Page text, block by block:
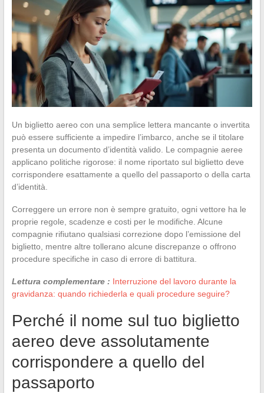
Un biglietto aereo con una semplice lettera mancante o invertita
può essere sufficiente a impedire l’imbarco, anche se il titolare
presenta un documento d’identità valido. Le compagnie aeree
applicano politiche rigorose: il nome riportato sul biglietto deve
corrispondere esattamente a quello del passaporto o della carta
d’identità.
Correggere un errore non è sempre gratuito, ogni vettore ha le
proprie regole, scadenze e costi per le modifiche. Alcune
compagnie rifiutano qualsiasi correzione dopo l’emissione del
biglietto, mentre altre tollerano alcune discrepanze o offrono
procedure specifiche in caso di errore di battitura.
Lettura complementare : Interruzione del lavoro durante la
gravidanza: quando richiederla e quali procedure seguire?
Perché il nome sul tuo biglietto
aereo deve assolutamente
corrispondere a quello del
passaporto